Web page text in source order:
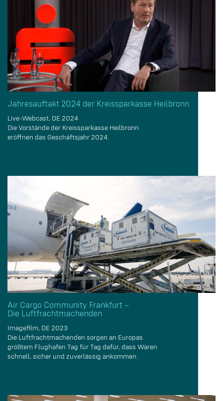
Jahresauftakt 2024 der Kreissparkasse Heilbronn
Live-Webcast, DE 2024
Die Vorstände der Kreissparkasse Heilbronn
eröffnen das Geschäftsjahr 2024.
Air Cargo Community Frankfurt –
Die Luftfrachtmachenden
Imagefilm, DE 2023
Die Luftfrachtmachenden sorgen an Europas
größtem Flughafen Tag für Tag dafür, dass Waren
schnell, sicher und zuverlässig ankommen.